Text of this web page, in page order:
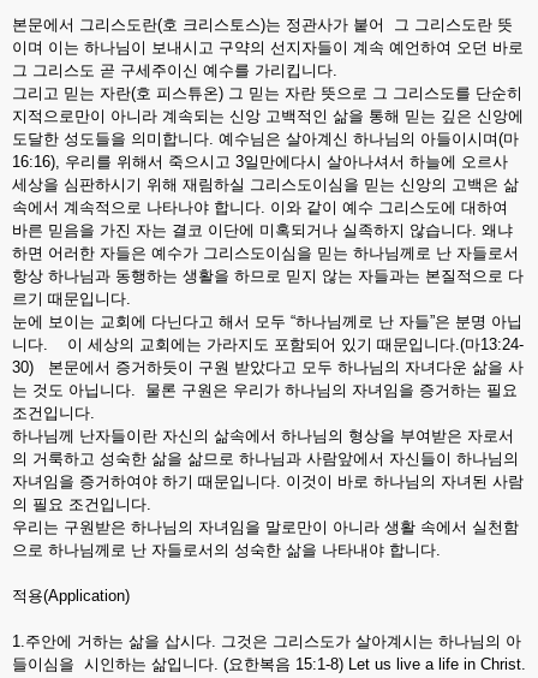
본문에서 그리스도란(호 크리스토스)는 정관사가 붙어 그 그리스도란 뜻
이며 이는 하나님이 보내시고 구약의 선지자들이 계속 예언하여 오던 바로
그 그리스도 곧 구세주이신 예수를 가리킵니다.
그리고 믿는 자란(호 피스튜온) 그 믿는 자란 뜻으로 그 그리스도를 단순히
지적으로만이 아니라 계속되는 신앙 고백적인 삶을 통해 믿는 깊은 신앙에
도달한 성도들을 의미합니다. 예수님은 살아계신 하나님의 아들이시며(마
16:16), 우리를 위해서 죽으시고 3일만에다시 살아나셔서 하늘에 오르사
세상을 심판하시기 위해 재림하실 그리스도이심을 믿는 신앙의 고백은 삶
속에서 계속적으로 나타나야 합니다. 이와 같이 예수 그리스도에 대하여
바른 믿음을 가진 자는 결코 이단에 미혹되거나 실족하지 않습니다. 왜냐
하면 어러한 자들은 예수가 그리스도이심을 믿는 하나님께로 난 자들로서
항상 하나님과 동행하는 생활을 하므로 믿지 않는 자들과는 본질적으로 다
르기 때문입니다.
눈에 보이는 교회에 다닌다고 해서 모두 “하나님께로 난 자들”은 분명 아닙
니다. 이 세상의 교회에는 가라지도 포함되어 있기 때문입니다.(마13:24-
30) 본문에서 증거하듯이 구원 받았다고 모두 하나님의 자녀다운 삶을 사
는 것도 아닙니다. 물론 구원은 우리가 하나님의 자녀임을 증거하는 필요
조건입니다.
하나님께 난자들이란 자신의 삶속에서 하나님의 형상을 부여받은 자로서
의 거룩하고 성숙한 삶을 삶므로 하나님과 사람앞에서 자신들이 하나님의
자녀임을 증거하여야 하기 때문입니다. 이것이 바로 하나님의 자녀된 사람
의 필요 조건입니다.
우리는 구원받은 하나님의 자녀임을 말로만이 아니라 생활 속에서 실천함
으로 하나님께로 난 자들로서의 성숙한 삶을 나타내야 합니다.
적용(Application)
1.주안에 거하는 삶을 삽시다. 그것은 그리스도가 살아계시는 하나님의 아
들이심을 시인하는 삶입니다. (요한복음 15:1-8) Let us live a life in Christ.